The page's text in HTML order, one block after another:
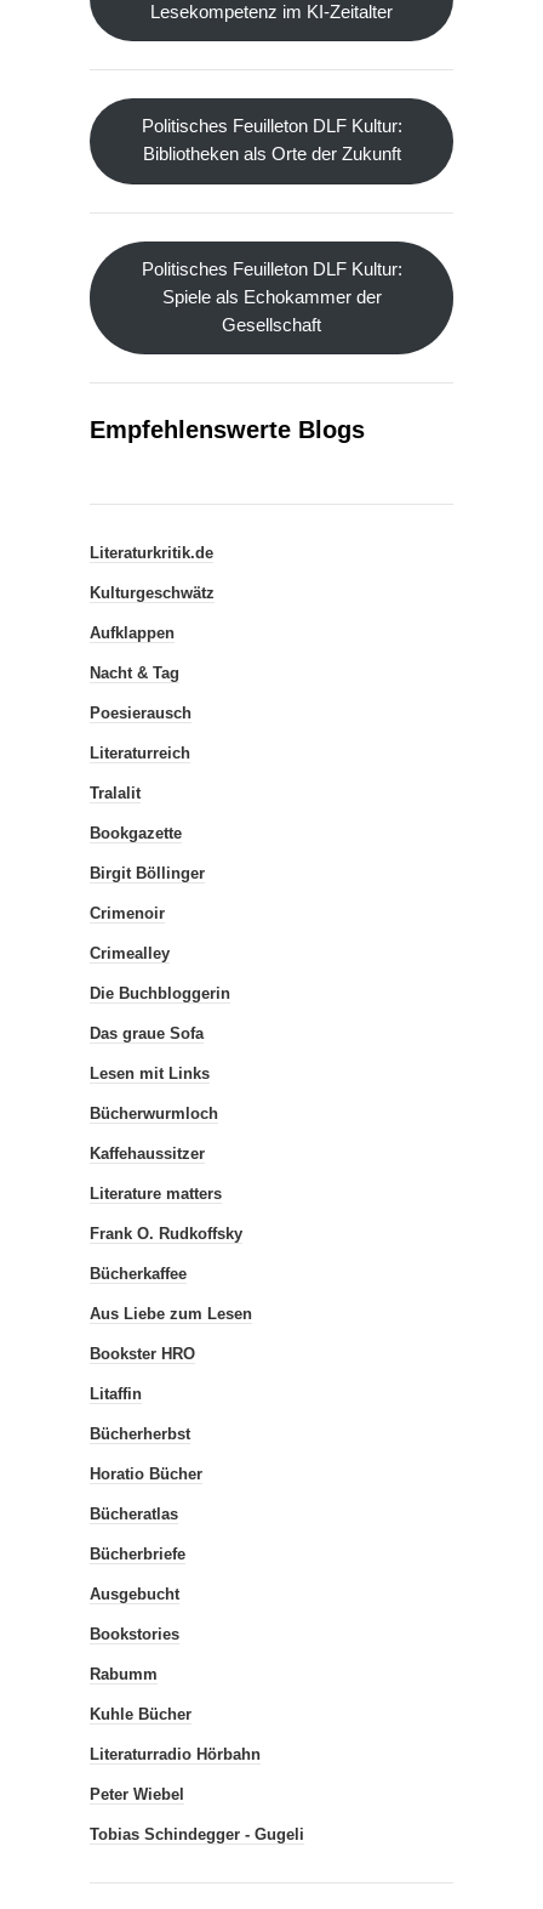
Lesekompetenz im KI-Zeitalter
Politisches Feuilleton DLF Kultur:
Bibliotheken als Orte der Zukunft
Politisches Feuilleton DLF Kultur:
Spiele als Echokammer der
Gesellschaft
Empfehlenswerte Blogs
Literaturkritik.de
Kulturgeschwätz
Aufklappen
Nacht & Tag
Poesierausch
Literaturreich
Tralalit
Bookgazette
Birgit Böllinger
Crimenoir
Crimealley
Die Buchbloggerin
Das graue Sofa
Lesen mit Links
Bücherwurmloch
Kaffehaussitzer
Literature matters
Frank O. Rudkoffsky
Bücherkaffee
Aus Liebe zum Lesen
Bookster HRO
Litaffin
Bücherherbst
Horatio Bücher
Bücheratlas
Bücherbriefe
Ausgebucht
Bookstories
Rabumm
Kuhle Bücher
Literaturradio Hörbahn
Peter Wiebel
Tobias Schindegger - Gugeli